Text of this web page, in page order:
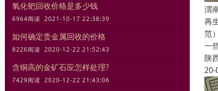
氧化钯回收价格是多少钱
6964阅读 2021-10-17 22:38:39
如何确定贵金属回收的价格
8226阅读 2020-12-22 21:52:43
含铜高的金矿石应怎样处理?
7429阅读 2020-12-22 21:43:06
渭
再
范
一
陕
20-